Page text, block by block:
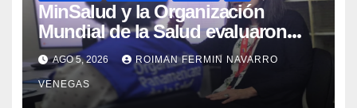
MinSalud y la Organización
Mundial de la Salud evaluaron
propuesta técnica integral en
materia de agua saneamiento e
higiene ante contingencia sísmica
AGO 5, 2026 ROIMAN FERMIN NAVARRO
VENEGAS